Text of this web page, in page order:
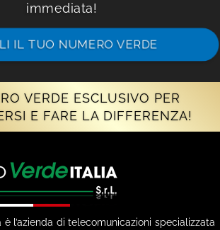
immediata!
IL TUO NUMERO VERDE
VERDE ESCLUSIVO PER
E FARE LA DIFFERENZA!
è l’azienda di telecomunicazioni specializzata